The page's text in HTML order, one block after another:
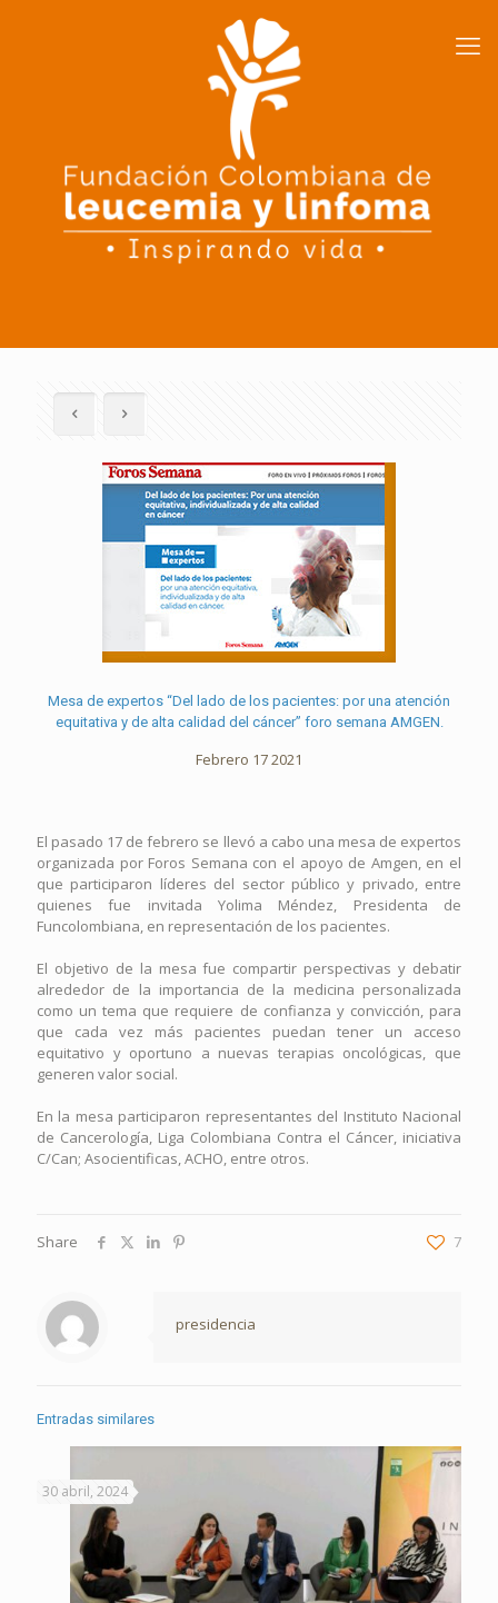
Mesa de expertos “Del lado de los pacientes: por una atención
equitativa y de alta calidad del cáncer” foro semana AMGEN.
Febrero 17 2021
El pasado 17 de febrero se llevó a cabo una mesa de expertos
organizada por Foros Semana con el apoyo de Amgen, en el
que participaron líderes del sector público y privado, entre
quienes fue invitada Yolima Méndez, Presidenta de
Funcolombiana, en representación de los pacientes.
El objetivo de la mesa fue compartir perspectivas y debatir
alrededor de la importancia de la medicina personalizada
como un tema que requiere de confianza y convicción, para
que cada vez más pacientes puedan tener un acceso
equitativo y oportuno a nuevas terapias oncológicas, que
generen valor social.
En la mesa participaron representantes del Instituto Nacional
de Cancerología, Liga Colombiana Contra el Cáncer, iniciativa
C/Can; Asocientificas, ACHO, entre otros.
Share 7
presidencia
Entradas similares
30 abril, 2024